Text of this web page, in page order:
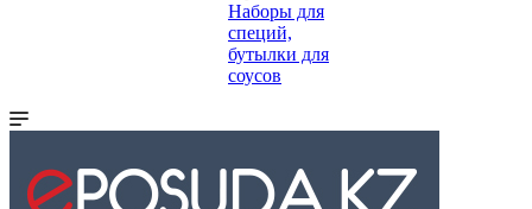
Наборы для
специй,
бутылки для
соусов